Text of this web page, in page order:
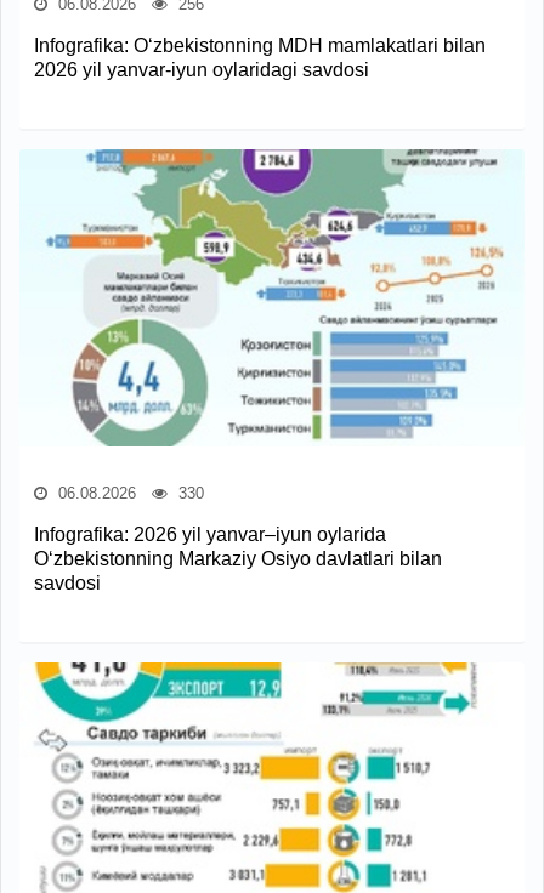
06.08.2026 256
Infografika: O‘zbekistonning MDH mamlakatlari bilan
2026 yil yanvar-iyun oylaridagi savdosi
06.08.2026 330
Infografika: 2026 yil yanvar–iyun oylarida
O‘zbekistonning Markaziy Osiyo davlatlari bilan
savdosi